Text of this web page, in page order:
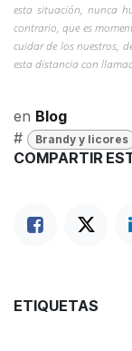
esta situación, nunca
contrario, que es
cuidar de los nuestros,
esta distancia con
en Blog
#
Brandy y licores
COMPARTIR
ETIQUETAS